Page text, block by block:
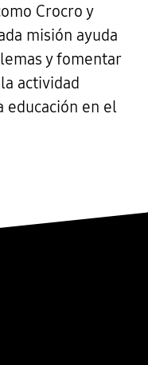
Crocro y
misión ayuda
y fomentar
actividad
educación en el